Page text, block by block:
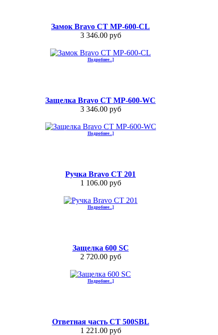
Замок Bravo СТ MP-600-CL
3 346.00 руб
Подробнее...]
Защелка Bravo СТ MP-600-WC
3 346.00 руб
Подробнее...]
Ручка Bravo СТ 201
1 106.00 руб
Подробнее...]
Защелка 600 SC
2 720.00 руб
Подробнее...]
Ответная часть СТ 500SBL
1 221.00 руб